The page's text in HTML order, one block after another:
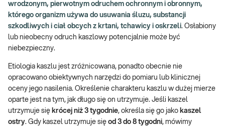
wrodzonym, pierwotnym odruchem ochronnym i obronnym,
którego organizm używa do usuwania śluzu, substancji
szkodliwych i ciał obcych z krtani, tchawicy i oskrzeli. Osłabiony
lub nieobecny odruch kaszlowy potencjalnie może być
niebezpieczny.
Etiologia kaszlu jest zróżnicowana, ponadto obecnie nie
opracowano obiektywnych narzędzi do pomiaru lub klinicznej
oceny jego nasilenia. Określenie charakteru kaszlu w dużej mierze
oparte jest na tym, jak długo się on utrzymuje. Jeśli kaszel
utrzymuje się krócej niż 3 tygodnie, określa się go jako kaszel
ostry. Gdy kaszel utrzymuje się od 3 do 8 tygodni, mówimy